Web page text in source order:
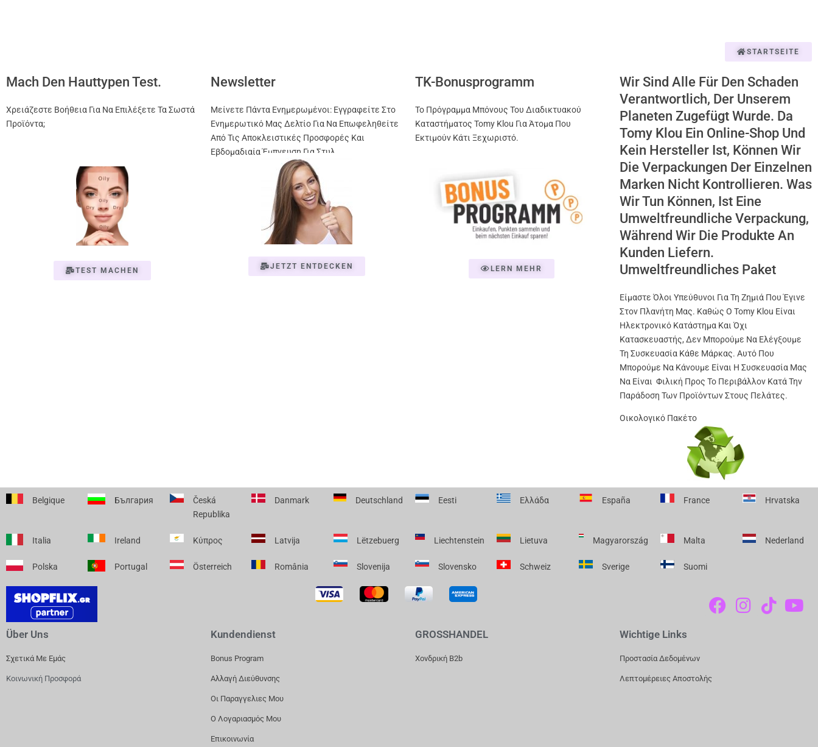
STARTSEITE
Mach Den Hauttypen Test.
Χρειάζεστε Βοήθεια Για Να Επιλέξετε Τα Σωστά
Προϊόντα;
TEST MACHEN
Newsletter
Μείνετε Πάντα Ενημερωμένοι: Εγγραφείτε Στο
Ενημερωτικό Μας Δελτίο Για Να Επωφεληθείτε
Από Τις Αποκλειστικές Προσφορές Και
Εβδομαδιαία Έμπνευση Για Στυλ
JETZT ENTDECKEN
TK-Bonusprogramm
Το Πρόγραμμα Μπόνους Του Διαδικτυακού
Καταστήματος Tomy Klou Για Άτομα Που
Εκτιμούν Κάτι Ξεχωριστό.
LERN MEHR
Wir Sind Alle Für Den Schaden
Verantwortlich, Der Unserem
Planeten Zugefügt Wurde. Da
Tomy Klou Ein Online-Shop Und
Kein Hersteller Ist, Können Wir
Die Verpackungen Der Einzelnen
Marken Nicht Kontrollieren. Was
Wir Tun Können, Ist Eine
Umweltfreundliche Verpackung,
Während Wir Die Produkte An
Kunden Liefern.
Umweltfreundliches Paket
Είμαστε Όλοι Υπεύθυνοι Για Τη Ζημιά Που Έγινε
Στον Πλανήτη Μας. Καθώς Ο Tomy Klou Είναι
Ηλεκτρονικό Κατάστημα Και Όχι
Κατασκευαστής, Δεν Μπορούμε Να Ελέγξουμε
Τη Συσκευασία Κάθε Μάρκας. Αυτό Που
Μπορούμε Να Κάνουμε Είναι Η Συσκευασία Μας
Να Είναι Φιλική Προς Το Περιβάλλον Κατά Την
Παράδοση Των Προϊόντων Στους Πελάτες.
Οικολογικό Πακέτο
Belgique България
Česká
Republika
Danmark Deutschland Eesti Ελλάδα España France Hrvatska
Italia Ireland Κύπρος Latvija Lëtzebuerg Liechtenstein Lietuva Magyarország Malta Nederland
Polska Portugal Österreich România Slovenija Slovensko Schweiz Sverige Suomi
F
A
I
N
T
I
Y
O
Über Uns
Σχετικά Με Εμάς
Κοινωνική Προσφορά
Kundendienst
Bonus Program
Αλλαγή Διεύθυνσης
Οι Παραγγελιες Μου
Ο Λογαριασμός Μου
Επικοινωνία
GROSSHANDEL
Χονδρική B2b
Wichtige Links
Προστασία Δεδομένων
Λεπτομέρειες Αποστολής